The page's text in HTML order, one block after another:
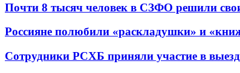
Почти 8 тысяч человек в СЗФО решили
Россияне полюбили «раскладушки» и
Сотрудники РСХБ приняли участие в